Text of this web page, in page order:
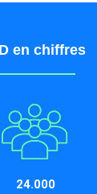
en chiffres
24.000